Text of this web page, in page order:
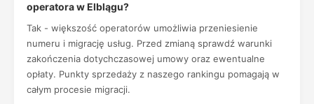
operatora w Elblągu?
Tak - większość operatorów umożliwia przeniesienie
numeru i migrację usług. Przed zmianą sprawdź warunki
zakończenia dotychczasowej umowy oraz ewentualne
opłaty. Punkty sprzedaży z naszego rankingu pomagają w
całym procesie migracji.